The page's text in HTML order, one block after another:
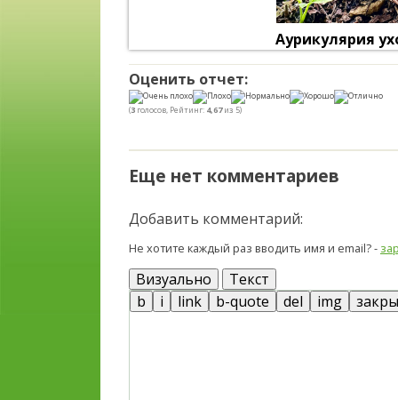
Аурикулярия
Оценить отчет:
(3 голосов, Рейтинг: 4,67из 5)
Еще нет комментариев
Добавить комментарий:
Не хотите каждый раз вводить имя и email? -
Визуально Текст